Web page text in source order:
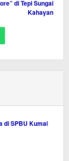
di Tepi Sungai
Kahayan
di SPBU Kumai